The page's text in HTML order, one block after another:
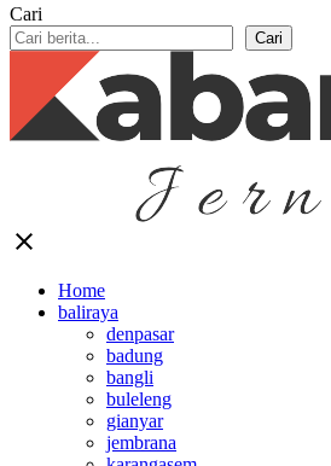
Cari
Cari
close
Home
baliraya
denpasar
badung
bangli
buleleng
gianyar
jembrana